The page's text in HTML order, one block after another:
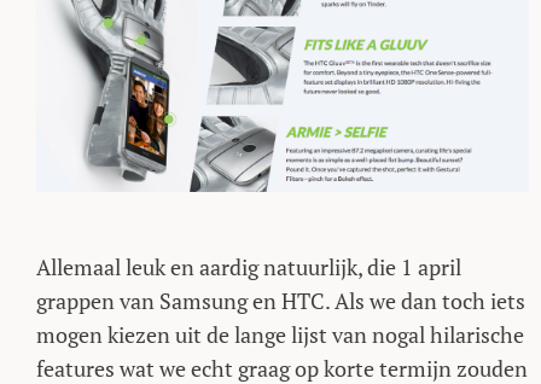
Allemaal leuk en aardig natuurlijk, die 1 april
grappen van Samsung en HTC. Als we dan toch iets
mogen kiezen uit de lange lijst van nogal hilarische
features wat we echt graag op korte termijn zouden